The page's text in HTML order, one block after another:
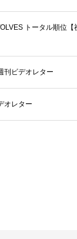
トータル順位【
刊ビデオレター
オレター